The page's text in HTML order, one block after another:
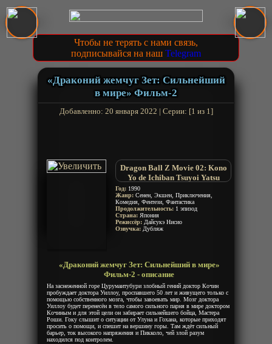
Чтобы не терять с нами связь,
подписывайся на наш Telegram
«Драконий жемчуг Зет: Сильнейший
в мире» Фильм-2
Добавленно: 20 января 2022 | Серии: [1 из 1]
Dragon Ball Z Movie 02: Kono
Yo de Ichiban Tsuyoi Yatsu
Год: 1990
Жанр: Сенен, Экшен, Приключения,
Комедия, Фентези, Фантастика
Продолжительность: 1 эпизод
Страна: Япония
Режиссёр: Дайсукэ Нисио
Озвучка: Дубляж
«Драконий жемчуг Зет: Сильнейший в мире»
Фильм-2 - описание
На заснеженной горе Цурумаитубури злобный гений доктор Кочин
пробуждает доктора Уиллоу, проспавшего 50 лет и живущего только с
помощью собственного мозга, чтобы завоевать мир. Мозг доктора
Уиллоу будет перенесён в тело самого сильного парня в мире доктором
Кочиным и для этой цели он забирает сильнейшего бойца, Мастера
Роши. Гоку слышит о ситуации от Улуна и Гохана, которые приходят
просить о помощи, и спешит на вершину горы. Там ждёт сильный
барьер, ток высокого напряжения и Пикколо, чей злой разум
находился под контролем.